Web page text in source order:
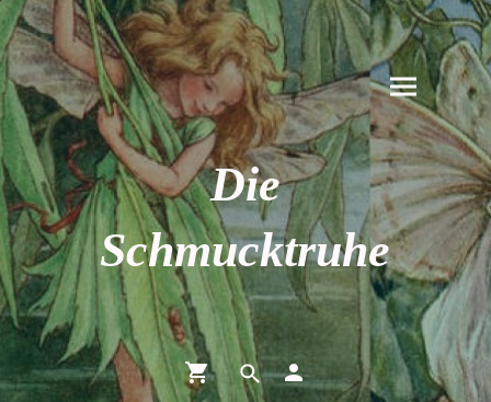
Die
Schmucktruhe